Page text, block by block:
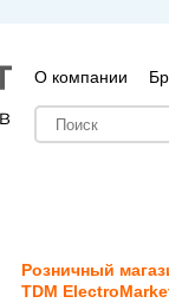
О компании
Розничный
TDM